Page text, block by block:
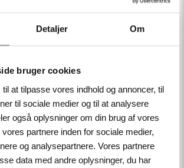
Detaljer Om
bruger cookies
at tilpasse vores indhold og annoncer, til
til sociale medier og til at analysere
også oplysninger om din brug af vores
partnere inden for sociale medier,
og analysepartnere. Vores partnere
data med andre oplysninger, du har
A type, Connection Cable, 3-pin +
Design according to the DIN
material: PVC, Sheath color:
to chemicals and oils, Flame
to acids and alkaline solutions,
and hydrolysis, LABS-free
1